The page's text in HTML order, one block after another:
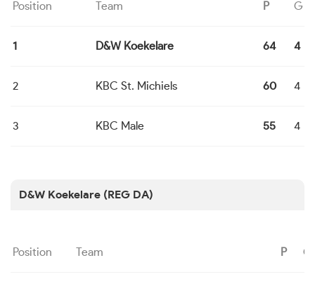
Position Team P G
1 D&W Koekelare 64 4
2 KBC St. Michiels 60 4
3 KBC Male 55 4
D&W Koekelare (REG DA)
Position Team P G